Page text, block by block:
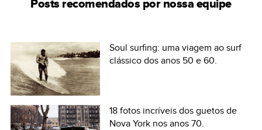
Posts recomendados por nossa equipe
Soul surfing: uma viagem ao surf
clássico dos anos 50 e 60.
18 fotos incríveis dos guetos de
Nova York nos anos 70.